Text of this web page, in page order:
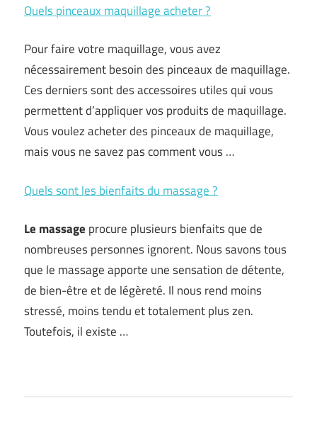
Quels pinceaux maquillage acheter ?
Pour faire votre maquillage, vous avez
nécessairement besoin des pinceaux de maquillage.
Ces derniers sont des accessoires utiles qui vous
permettent d’appliquer vos produits de maquillage.
Vous voulez acheter des pinceaux de maquillage,
mais vous ne savez pas comment vous …
Quels sont les bienfaits du massage ?
Le massage procure plusieurs bienfaits que de
nombreuses personnes ignorent. Nous savons tous
que le massage apporte une sensation de détente,
de bien-être et de légèreté. Il nous rend moins
stressé, moins tendu et totalement plus zen.
Toutefois, il existe …